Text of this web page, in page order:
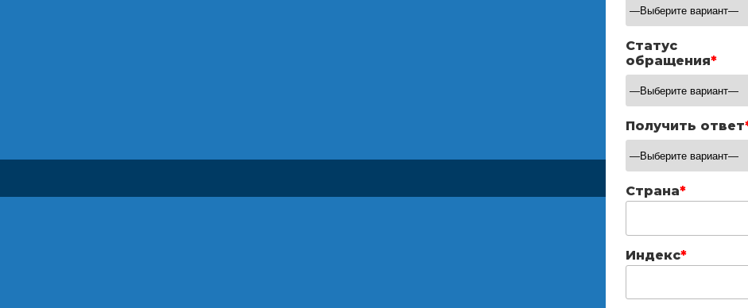
Статус
обращения*
Получить ответ
Страна*
Индекс*